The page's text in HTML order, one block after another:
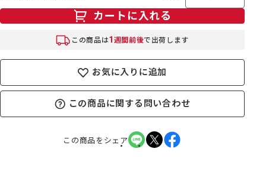
カートに入れる
この商品は1 週間前後で出荷します
お気に入りに追加
この商品に関する問い合わせ
この商品をシェア